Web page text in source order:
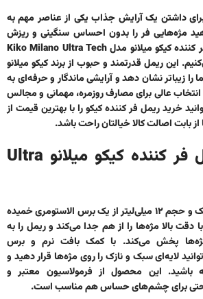
داشتن یک آرایش جذاب یکی از عناصر مهم به
مژه‌هایی فر را بدون احساس سنگینی و ریزش
خرید ریمل فر کننده کیکو میلانو مدل Kiko Milano Ultra Tech
این ریمل قدرتمند و حبوب از برند کیکو میلانو
را زیباتر نشان دهد و آرایشی ماندگار و حرفه‌ای به
عالی برای مصارف روزمره، مهمانی و مجالس
خرید ریمل فر کننده کیکورا با بهترین قیمت از
بابت اصالت کالا خیالتان راحت باشد.
ویژگی‌های ریمل فر کننده کیکو میلانو Ultra
این ریمل با بسته‌بندی شیک و حجم ۱۲ میلی‌لیتر از یک برس الاستومری خمیده
دقت بالا مژه‌ها را از هم جدا می‌کند و ریمل را به
پخش می‌کند. با کمک بافت نرم و برس
لایه‌ای سبک و نازک را روی مژه‌ها قرار دهید و
باشید. این محصول از فرمولاسیون معتبر و
حتی برای چشم‌های حساس هم مناسب است.